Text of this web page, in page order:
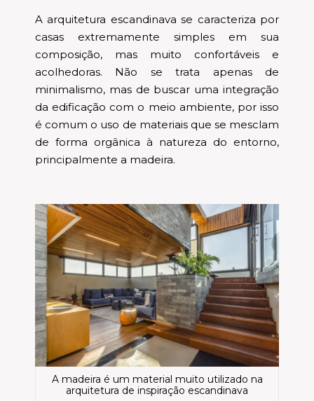
A arquitetura escandinava se caracteriza por
casas extremamente simples em sua
composição, mas muito confortáveis e
acolhedoras. Não se trata apenas de
minimalismo, mas de buscar uma integração
da edificação com o meio ambiente, por isso
é comum o uso de materiais que se mesclam
de forma orgânica à natureza do entorno,
principalmente a madeira.
A madeira é um material muito utilizado na
arquitetura de inspiração escandinava